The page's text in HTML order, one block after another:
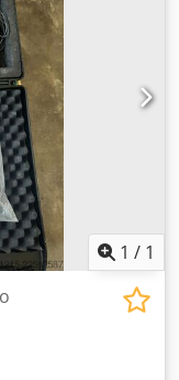
enrollable en la
aleación Alco
y descenso
de sujeción
en la puerta
1
distancia por radio
70 % Salvo
Ujrf
1 / 1